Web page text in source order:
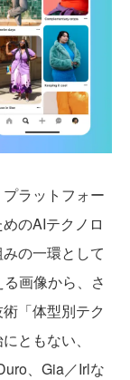
ラットフォー
のAIテクノロ
の一環として
画像から、さ
「体型別テク
ともない、
、Gia／Irlな